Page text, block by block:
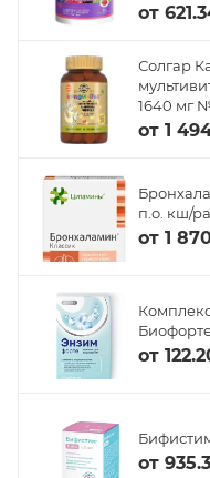
от
Солгар
1640 мг
от 1
п.о. кш/
от 1
от
от